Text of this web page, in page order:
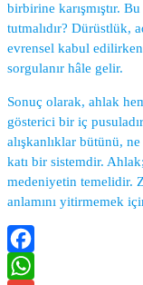
birbirine karışmıştır.
tutmalıdır? Dürüstlük,
evrensel kabul
sorgulanır hâle gelir.
Sonuç olarak, ahlak
gösterici bir iç
alışkanlıklar bütünü,
katı bir sistemdir.
medeniyetin temelidir.
anlamını yitirmemek
Facebook